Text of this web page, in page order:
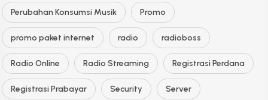
Perubahan Konsumsi Musik Promo
promo paket internet radio radioboss
Radio Online Radio Streaming Registrasi Perdana
Registrasi Prabayar Security Server